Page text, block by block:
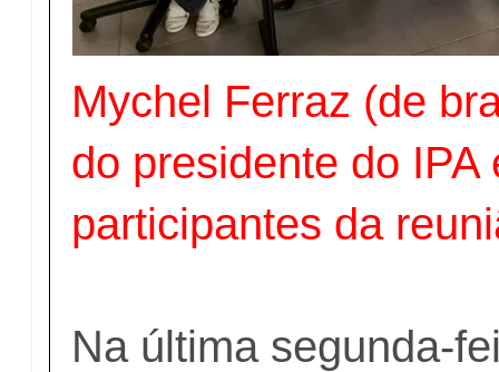
Mychel Ferraz (de
do presidente do IPA
participantes da
Na última segunda-